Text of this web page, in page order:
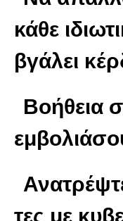
κάθε
βγάλει
Βοήθεια
τες με